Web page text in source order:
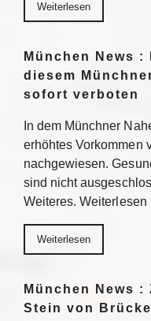
Weiterlesen
München News
diesem
sofort verboten
In dem Münchner
erhöhtes Vorkommen
nachgewiesen.
sind nicht
Weiteres. Weiterlesen
Weiterlesen
München News
Stein von